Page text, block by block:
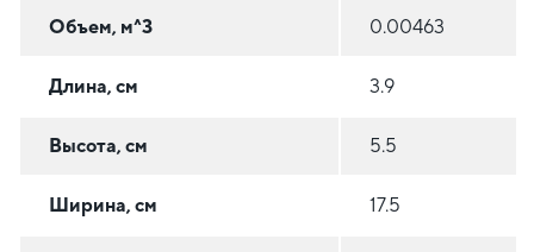
Объем, м^3 0.00463
Длина, см 3.9
Высота, см 5.5
Ширина, см 17.5